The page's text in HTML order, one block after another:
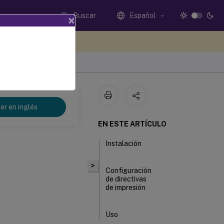
Buscar Español
en inglés
>
EN ESTE ARTÍCULO
Instalación
Configuración
de directivas
de impresión
Uso
×